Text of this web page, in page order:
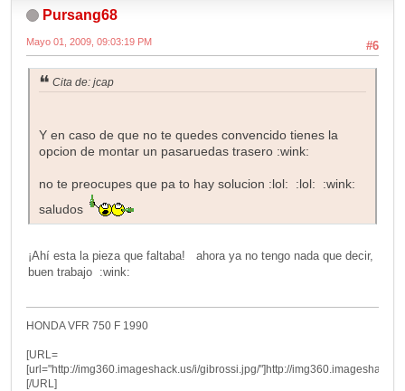
Pursang68
#6
Mayo 01, 2009, 09:03:19 PM
Cita de: jcap
Y en caso de que no te quedes convencido tienes la
opcion de montar un pasaruedas trasero :wink:
no te preocupes que pa to hay solucion :lol: :lol: :wink:
saludos
¡Ahí esta la pieza que faltaba! ahora ya no tengo nada que decir,
buen trabajo :wink:
HONDA VFR 750 F 1990
[URL=
[url="http://img360.imageshack.us/i/gibrossi.jpg/"]http://
[/URL]